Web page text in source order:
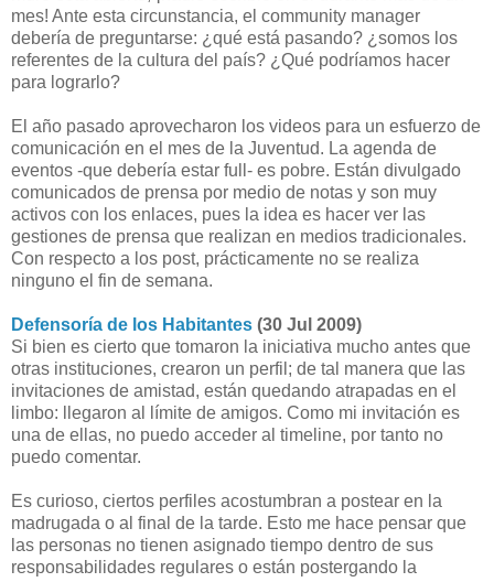
mes! Ante esta circunstancia, el community manager
debería de preguntarse: ¿qué está pasando? ¿somos los
referentes de la cultura del país? ¿Qué podríamos hacer
para lograrlo?
El año pasado aprovecharon los videos para un esfuerzo de
comunicación en el mes de la Juventud. La agenda de
eventos -que debería estar full- es pobre. Están divulgado
comunicados de prensa por medio de notas y son muy
activos con los enlaces, pues la idea es hacer ver las
gestiones de prensa que realizan en medios tradicionales.
Con respecto a los post, prácticamente no se realiza
ninguno el fin de semana.
Defensoría de los Habitantes (30 Jul 2009)
Si bien es cierto que tomaron la iniciativa mucho antes que
otras instituciones, crearon un perfil; de tal manera que las
invitaciones de amistad, están quedando atrapadas en el
limbo: llegaron al límite de amigos. Como mi invitación es
una de ellas, no puedo acceder al timeline, por tanto no
puedo comentar.
Es curioso, ciertos perfiles acostumbran a postear en la
madrugada o al final de la tarde. Esto me hace pensar que
las personas no tienen asignado tiempo dentro de sus
responsabilidades regulares o están postergando la